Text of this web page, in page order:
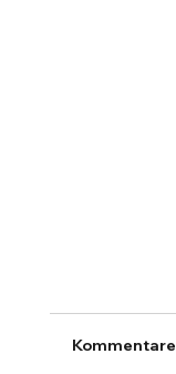
Kommentare